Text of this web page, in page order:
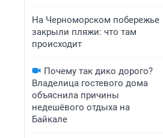
На Черноморском побережье
закрыли пляжи: что там
происходит
Почему так дико дорого?
Владелица гостевого дома
объяснила причины
недешёвого отдыха на
Байкале